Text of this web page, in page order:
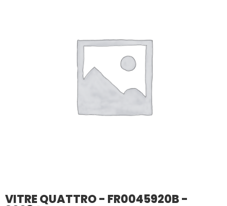
VITRE QUATTRO - FR0045920B -